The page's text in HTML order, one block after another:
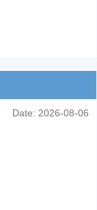
Date: 2026-08-06